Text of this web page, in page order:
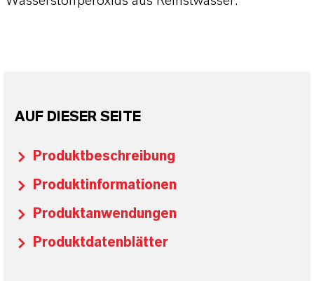
AUF DIESER SEITE
Produktbeschreibung
Produktinformationen
Produktanwendungen
Produktdatenblätter